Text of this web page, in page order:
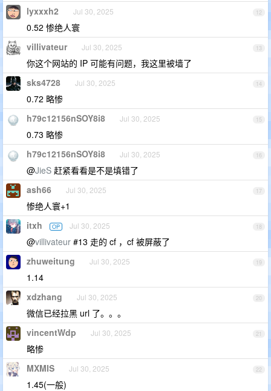
12
lyxxxh2 Jul 30, 2025
0.52 惨绝人寰
13
villivateur Jul 30, 2025
你这个网站的 IP 可能有问题，我这里被墙了
14
sks4728 Jul 30, 2025
0.72 略惨
15
h79c12156nSOY8i8 Jul 30, 2025
0.73 略惨
16
h79c12156nSOY8i8 Jul 30, 2025
@JieS 赶紧看看是不是填错了
17
ash66 Jul 30, 2025
惨绝人寰+1
18
itxh OP Jul 30, 2025
@villivateur #13 走的 cf ，cf 被屏蔽了
19
zhuweitung Jul 30, 2025
1.14
20
xdzhang Jul 30, 2025
微信已经拉黑 url 了。。。
21
vincentWdp Jul 30, 2025
略惨
22
MXMIS Jul 30, 2025
1.45(一般)